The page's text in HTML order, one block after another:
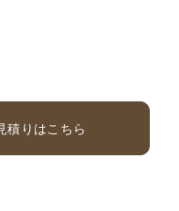
積りはこちら